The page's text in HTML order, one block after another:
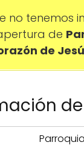
no tenemos
de
de